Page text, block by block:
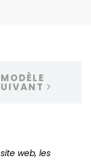
MODÈLE
web, les